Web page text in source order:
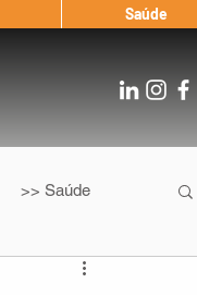
Saúde
>> Saúde
After Landing